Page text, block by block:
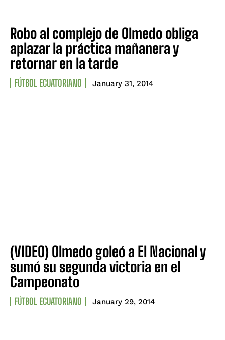
Robo al complejo de Olmedo obliga
aplazar la práctica mañanera y
retornar en la tarde
FÚTBOL ECUATORIANO January 31, 2014
(VIDEO) Olmedo goleó a El Nacional y
sumó su segunda victoria en el
Campeonato
FÚTBOL ECUATORIANO January 29, 2014